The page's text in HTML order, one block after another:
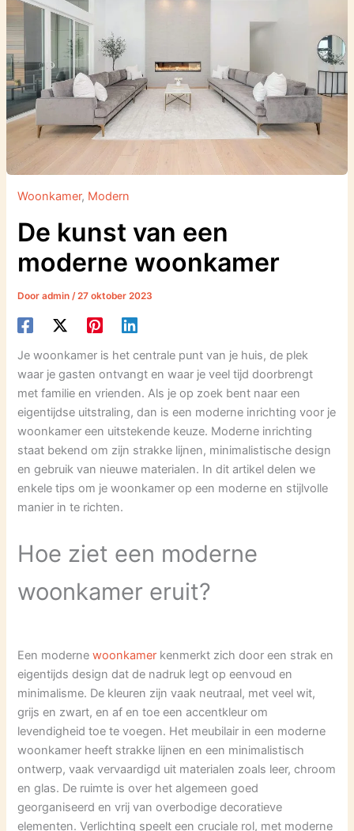
Woonkamer, Modern
De kunst van een
moderne woonkamer
Dooradmin/27 oktober 2023
Je woonkamer is het centrale punt van je huis, de plek
waar je gasten ontvangt en waar je veel tijd doorbrengt
met familie en vrienden. Als je op zoek bent naar een
eigentijdse uitstraling, dan is een moderne inrichting voor je
woonkamer een uitstekende keuze. Moderne inrichting
staat bekend om zijn strakke lijnen, minimalistische design
en gebruik van nieuwe materialen. In dit artikel delen we
enkele tips om je woonkamer op een moderne en stijlvolle
manier in te richten.
Hoe ziet een moderne
woonkamer eruit?
Een modernewoonkamer kenmerkt zich door een strak en
eigentijds design dat de nadruk legt op eenvoud en
minimalisme. De kleuren zijn vaak neutraal, met veel wit,
grijs en zwart, en af en toe een accentkleur om
levendigheid toe te voegen. Het meubilair in een moderne
woonkamer heeft strakke lijnen en een minimalistisch
ontwerp, vaak vervaardigd uit materialen zoals leer, chroom
en glas. De ruimte is over het algemeen goed
georganiseerd en vrij van overbodige decoratieve
elementen. Verlichting speelt een cruciale rol, met moderne